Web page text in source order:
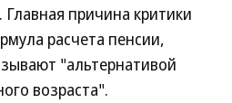
причина критики
расчета пенсии,
"альтернативой
возраста".